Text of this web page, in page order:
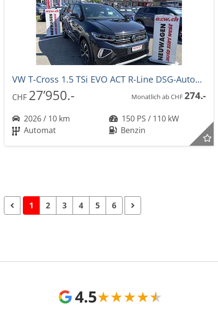
VW T-Cross 1.5 TSi EVO ACT R-Line DSG-Automat -39%!
CHF 27’950.- Monatlich ab CHF274.-
2026 / 10 km
150 PS / 110 kW
Automat
Benzin
1 2 3 4 5 6
4.5★★★★★